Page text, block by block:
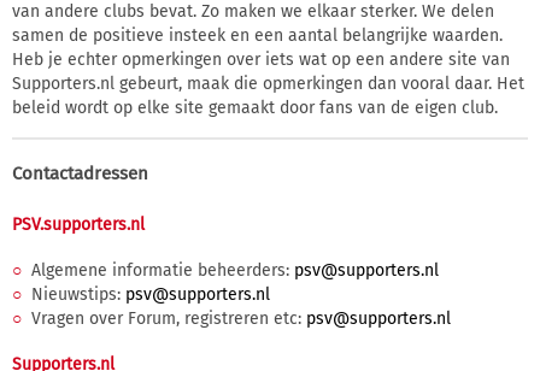
van andere clubs bevat. Zo maken we elkaar sterker. We delen
samen de positieve insteek en een aantal belangrijke waarden.
Heb je echter opmerkingen over iets wat op een andere site van
Supporters.nl gebeurt, maak die opmerkingen dan vooral daar. Het
beleid wordt op elke site gemaakt door fans van de eigen club.
Contactadressen
PSV.supporters.nl
Algemene informatie beheerders:
Nieuwstips:
Vragen over Forum, registreren etc:
Supporters.nl